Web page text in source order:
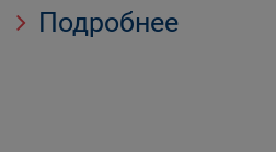
Подробнее